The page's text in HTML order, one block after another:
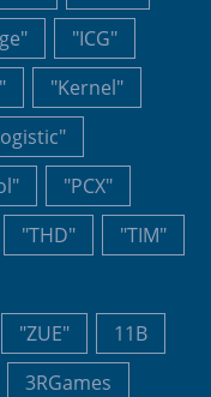
"ICG"
"Kernel"
"PCX"
"THD"
"TIM"
"ZUE"
11B
3RGames